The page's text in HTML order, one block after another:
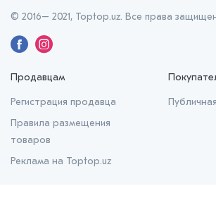
Продавцам
Регистрация продавца
Правила размещения
товаров
Реклама на Toptop.uz
© 2016– 2021, Toptop.uz. Все права